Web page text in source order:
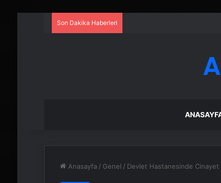
Son Dakika Haberleri
Anasayfa / Genel / Devlet Hastanesinde Cinayet